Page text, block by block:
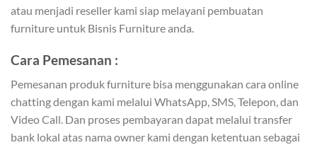
atau menjadi reseller kami siap melayani pembuatan
furniture untuk Bisnis Furniture anda.
Cara Pemesanan :
Pemesanan produk furniture bisa menggunakan cara online
chatting dengan kami melalui WhatsApp, SMS, Telepon, dan
Video Call. Dan proses pembayaran dapat melalui transfer
bank lokal atas nama owner kami dengan ketentuan sebagai